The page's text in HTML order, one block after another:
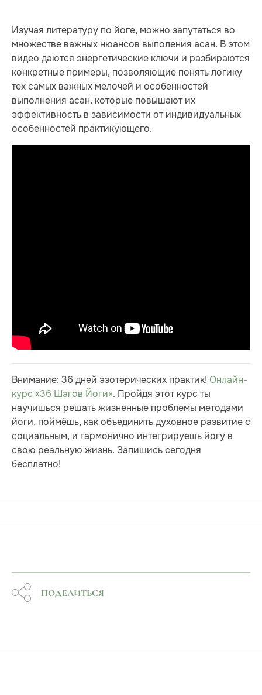
Изучая литературу по йоге, можно запутаться во
множестве важных нюансов выполения асан. В этом
видео даются энергетические ключи и разбираются
конкретные примеры, позволяющие понять логику
тех самых важных мелочей и особенностей
выполнения асан, которые повышают их
эффективность в зависимости от индивидуальных
особенностей практикующего.
Внимание: 36 дней эзотерических практик! Онлайн-
курс «36 Шагов Йоги». Пройдя этот курс ты
научишься решать жизненные проблемы методами
йоги, поймёшь, как объединить духовное развитие с
социальным, и гармонично интегрируешь йогу в
свою реальную жизнь. Запишись сегодня
бесплатно!
ПОДЕЛИТЬСЯ